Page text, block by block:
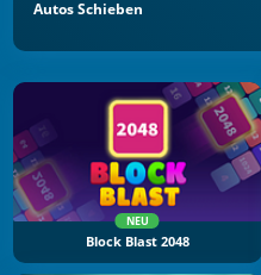
Autos Schieben
NEU
Block Blast 2048